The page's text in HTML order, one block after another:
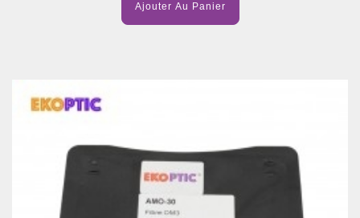
Ajouter Au Panier